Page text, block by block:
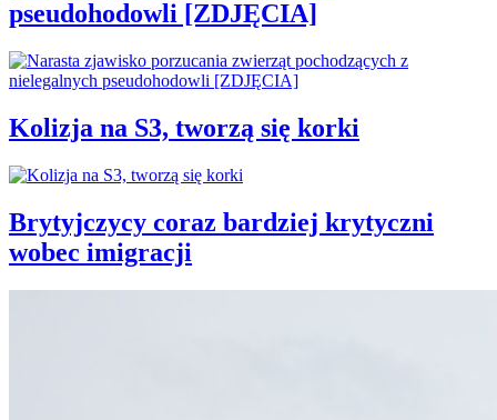
pseudohodowli [ZDJĘCIA]
Kolizja na S3, tworzą się korki
Brytyjczycy coraz bardziej krytyczni
wobec imigracji